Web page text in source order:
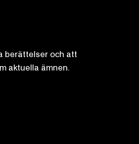
berättelser och att
aktuella ämnen.